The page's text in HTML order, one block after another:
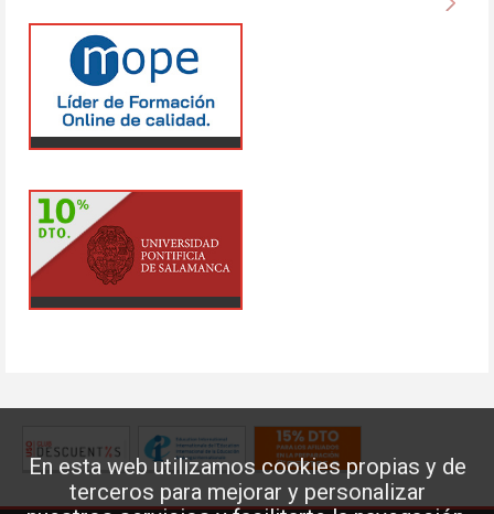
En esta web utilizamos cookies propias y de
terceros para mejorar y personalizar